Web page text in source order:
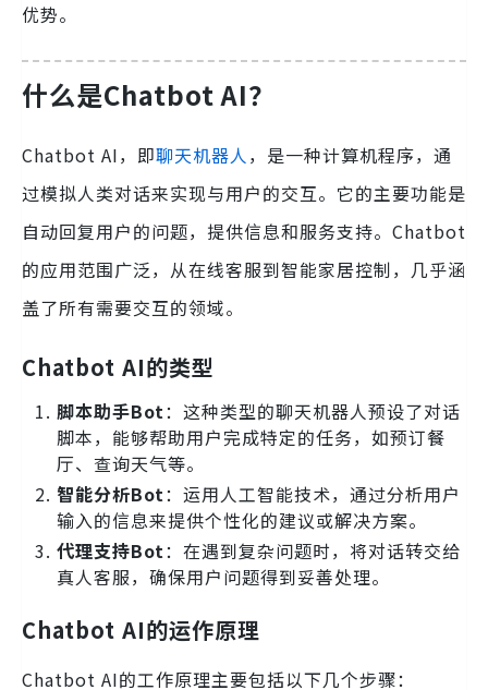
优势。
什么是Chatbot AI？
Chatbot AI，即聊天机器人，是一种计算机程序，通
过模拟人类对话来实现与用户的交互。它的主要功能是
自动回复用户的问题，提供信息和服务支持。Chatbot
的应用范围广泛，从在线客服到智能家居控制，几乎涵
盖了所有需要交互的领域。
Chatbot AI的类型
脚本助手Bot：这种类型的聊天机器人预设了对话
脚本，能够帮助用户完成特定的任务，如预订餐
厅、查询天气等。
智能分析Bot：运用人工智能技术，通过分析用户
输入的信息来提供个性化的建议或解决方案。
代理支持Bot：在遇到复杂问题时，将对话转交给
真人客服，确保用户问题得到妥善处理。
Chatbot AI的运作原理
Chatbot AI的工作原理主要包括以下几个步骤：